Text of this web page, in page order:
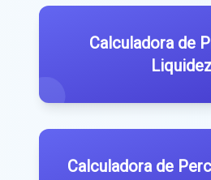
Calculadora de
Calculadora de